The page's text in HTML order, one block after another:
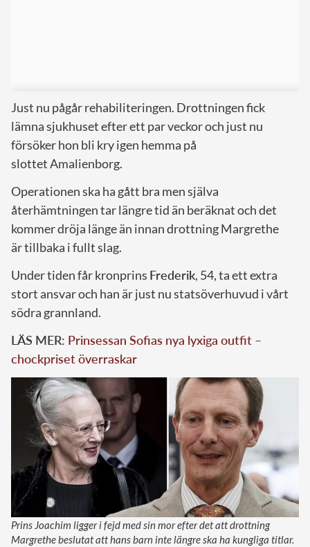
Just nu pågår rehabiliteringen. Drottningen fick
lämna sjukhuset efter ett par veckor och just nu
försöker hon bli kry igen hemma på
slottet Amalienborg.
Operationen ska ha gått bra men själva
återhämtningen tar längre tid än beräknat och det
kommer dröja länge än innan drottning Margrethe
är tillbaka i fullt slag.
Under tiden får kronprins Frederik, 54, ta ett extra
stort ansvar och han är just nu statsöverhuvud i vårt
södra grannland.
LÄS MER: Prinsessan Sofias nya lyxiga outfit –
chockpriset överraskar
Prins Joachim ligger i fejd med sin mor efter det att drottning
Margrethe beslutat att hans barn inte längre ska ha kungliga titlar.